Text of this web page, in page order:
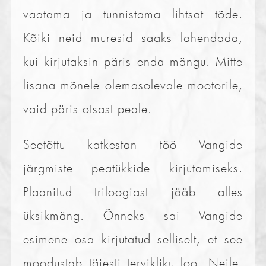
vaatama ja tunnistama lihtsat tõde.
Kõiki neid muresid saaks lahendada,
kui kirjutaksin päris enda mängu. Mitte
lisana mõnele olemasolevale mootorile,
vaid päris otsast peale.
Seetõttu katkestan töö Vangide
järgmiste peatükkide kirjutamiseks.
Plaanitud triloogiast jääb alles
üksikmäng. Õnneks sai Vangide
esimene osa kirjutatud selliselt, et see
moodustab täiesti tervikliku loo. Neile,